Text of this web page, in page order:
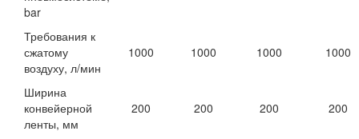
bar
Требования к
сжатому
воздуху, л/мин
1000 1000 1000 1000
Ширина
конвейерной
ленты, мм
200 200 200 200